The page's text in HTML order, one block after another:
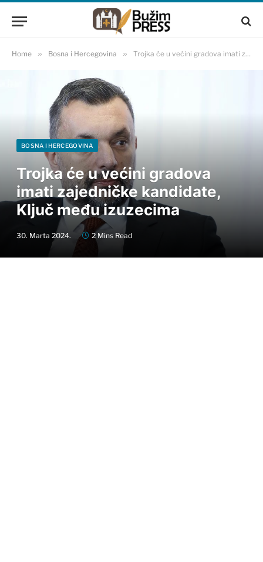
Home » Bosna i Hercegovina » Trojka će u većini gradova imati zajedničke kandidate, Ključ među izuzecima
BOSNA I HERCEGOVINA
Trojka će u većini gradova
imati zajedničke kandidate,
Ključ među izuzecima
30. Marta 2024. 2 Mins Read